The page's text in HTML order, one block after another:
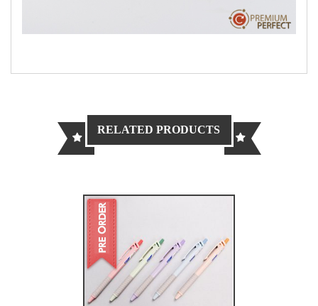
RELATED PRODUCTS